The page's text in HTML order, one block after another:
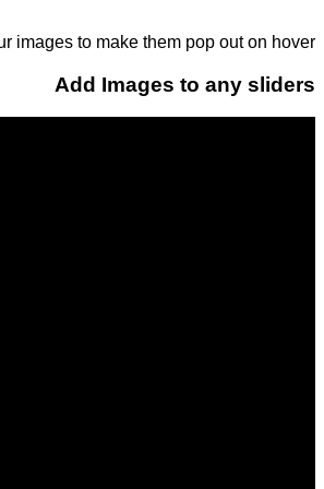
images to make them pop out on hover.
Add Images to any sliders